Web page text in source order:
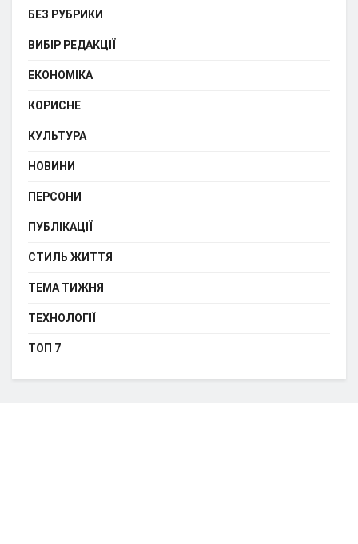
БЕЗ РУБРИКИ
ВИБІР РЕДАКЦІЇ
ЕКОНОМІКА
КОРИСНЕ
КУЛЬТУРА
НОВИНИ
ПЕРСОНИ
ПУБЛІКАЦІЇ
СТИЛЬ ЖИТТЯ
ТЕМА ТИЖНЯ
ТЕХНОЛОГІЇ
ТОП 7